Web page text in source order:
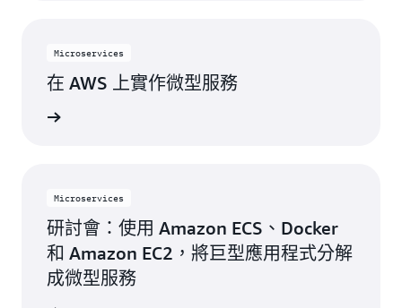
Microservices
在 AWS 上實作微型服務
Microservices
研討會：使用 Amazon ECS、Docker
和 Amazon EC2，將巨型應用程式分解
成微型服務